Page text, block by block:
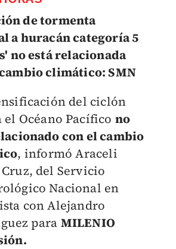
de tormenta
a huracán categoría 5
no está relacionada
climático: SMN
del ciclón
el Océano Pacífico no
con el cambio
, informó Araceli
del Servicio
Nacional en
con Alejandro
para MILENIO